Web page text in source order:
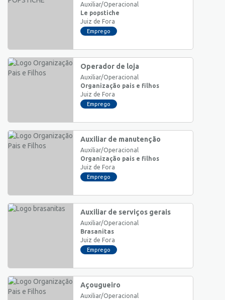
Auxiliar/Operacional
Le popstiche
Juiz de Fora
Emprego
Operador de loja
Auxiliar/Operacional
Organização pais e filhos
Juiz de Fora
Emprego
Auxiliar de manutenção
Auxiliar/Operacional
Organização pais e filhos
Juiz de Fora
Emprego
Auxiliar de serviços gerais
Auxiliar/Operacional
Brasanitas
Juiz de Fora
Emprego
Açougueiro
Auxiliar/Operacional